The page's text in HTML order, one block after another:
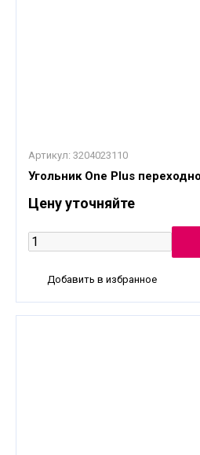
Артикул: 3204023110
Угольник One Plus
Цену уточняйте
Добавить в избранное